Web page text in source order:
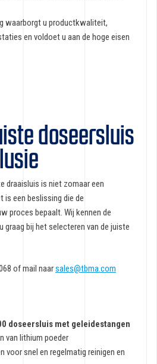
waarborgt u productkwaliteit,
en voldoet u aan de hoge eisen
doseersluis
draaisluis is niet zomaar een
een beslissing die de
proces bepaalt. Wij kennen de
graag bij het selecteren van de juiste
of mail naarsales@tbma.com
doseersluis met geleidestangen
van lithium poeder
voor snel en regelmatig reinigen en